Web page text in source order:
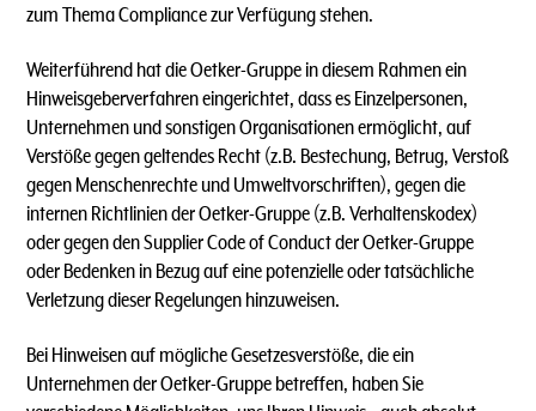
zum Thema Compliance zur Verfügung stehen.
Weiterführend hat die Oetker-Gruppe in diesem Rahmen ein
Hinweisgeberverfahren eingerichtet, dass es Einzelpersonen,
Unternehmen und sonstigen Organisationen ermöglicht, auf
Verstöße gegen geltendes Recht (z.B. Bestechung, Betrug, Verstoß
gegen Menschenrechte und Umweltvorschriften), gegen die
internen Richtlinien der Oetker-Gruppe (z.B. Verhaltenskodex)
oder gegen den Supplier Code of Conduct der Oetker-Gruppe
oder Bedenken in Bezug auf eine potenzielle oder tatsächliche
Verletzung dieser Regelungen hinzuweisen.
Bei Hinweisen auf mögliche Gesetzesverstöße, die ein
Unternehmen der Oetker-Gruppe betreffen, haben Sie